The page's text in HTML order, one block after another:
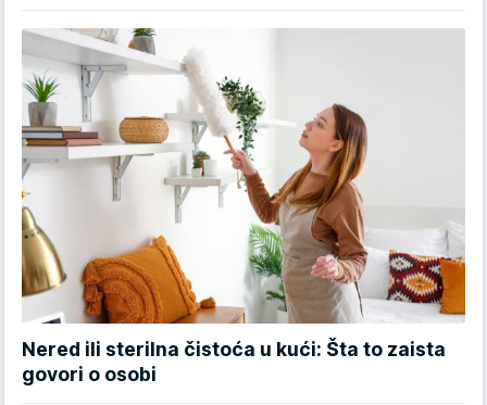
Nered ili sterilna čistoća u kući: Šta to zaista
govori o osobi